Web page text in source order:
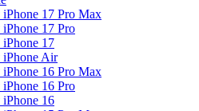
17 Pro Max
17 Pro
17
Air
16 Pro Max
16 Pro
16